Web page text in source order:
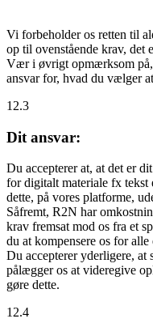
Vi forbeholder os retten til
op til ovenstående krav, det
Vær i øvrigt opmærksom på,
ansvar for, hvad du vælger
12.3
Dit ansvar:
Du accepterer at, at det er
for digitalt materiale fx
dette, på vores platforme,
Såfremt, R2N har
krav fremsat mod os fra et
du at kompensere os for alle
Du accepterer yderligere, at
pålægger os at videregive
gøre dette.
12.4